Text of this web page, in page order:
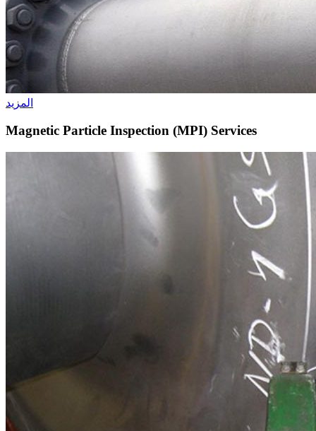
المزيد
Magnetic Particle Inspection (MPI) Services